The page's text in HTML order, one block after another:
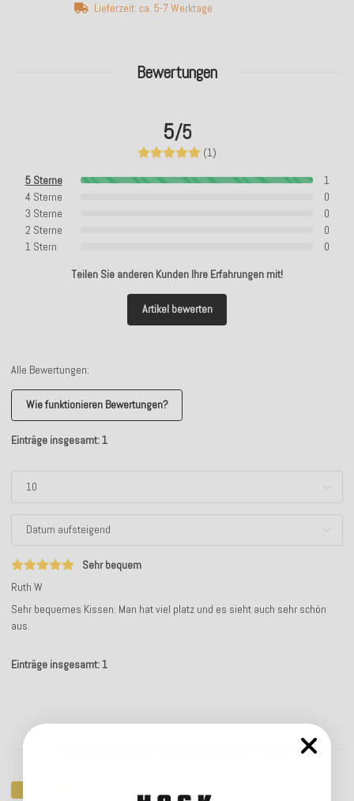
Bewertungen
5/5
(1)
5 Sterne
1
4 Sterne
0
3 Sterne
0
2 Sterne
0
1 Stern
0
Teilen Sie anderen Kunden Ihre Erfahrungen mit!
Artikel bewerten
Alle Bewertungen:
Wie funktionieren Bewertungen?
Einträge insgesamt: 1
Sehr bequem
Ruth W
Sehr bequemes Kissen. Man hat viel platz und es sieht auch sehr schön
aus.
Einträge insgesamt: 1
Lieferzeit: ca. 5-7 Werktage
Top bewertet